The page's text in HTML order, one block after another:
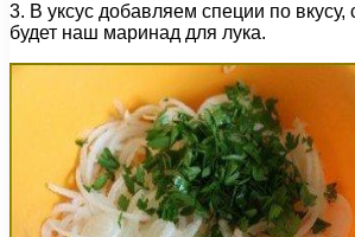
3. В уксус добавляем специи по вкусу,
будет наш маринад для лука.